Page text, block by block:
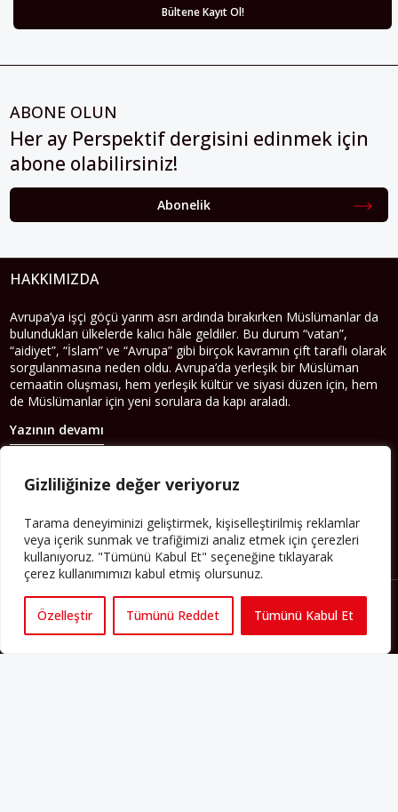
Gizliliğinize değer veriyoruz
Tarama deneyiminizi geliştirmek, kişiselleştirilmiş reklamlar
veya içerik sunmak ve trafiğimizi analiz etmek için çerezleri
kullanıyoruz. "Tümünü Kabul Et" seçeneğine tıklayarak
çerez kullanımımızı kabul etmiş olursunuz.
Özelleştir Tümünü Reddet Tümünü Kabul Et
ABONE OLUN
Her ay Perspektif dergisini edinmek için
abone olabilirsiniz!
Abonelik
HAKKIMIZDA
Avrupa’ya işçi göçü yarım asrı ardında bırakırken Müslümanlar da
bulundukları ülkelerde kalıcı hâle geldiler. Bu durum “vatan”,
“aidiyet”, “İslam” ve “Avrupa” gibi birçok kavramın çift taraflı olarak
sorgulanmasına neden oldu. Avrupa’da yerleşik bir Müslüman
cemaatin oluşması, hem yerleşik kültür ve siyasi düzen için, hem
de Müslümanlar için yeni sorulara da kapı araladı.
Yazının devamı
PERSPEKTIF’I SOSYAL MEDYADA TAKIP EDEBILIRSINIZ